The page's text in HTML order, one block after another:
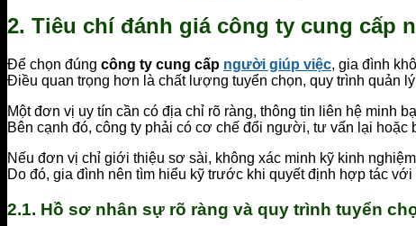
2. Tiêu chí đánh giá công ty cung cấp
Để chọn đúng công ty cung cấp người giúp việc, gia đình
Điều quan trọng hơn là chất lượng tuyển chọn, quy trình quản
Một đơn vị uy tín cần có địa chỉ rõ ràng, thông tin liên hệ minh
Bên cạnh đó, công ty phải có cơ chế đổi người, tư vấn lại
Nếu đơn vị chỉ giới thiệu sơ sài, không xác minh kỹ kinh
Do đó, gia đình nên tìm hiểu kỹ trước khi quyết định hợp tác với
2.1. Hồ sơ nhân sự rõ ràng và quy trình tuyển